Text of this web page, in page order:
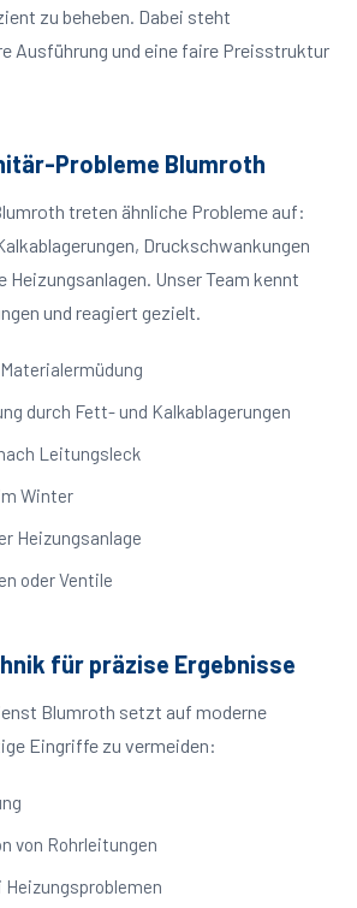
zu beheben. Dabei steht
Ausführung und eine faire Preisstruktur
Probleme Blumroth
treten ähnliche Probleme auf:
Druckschwankungen
Unser Team kennt
und reagiert gezielt.
durch Fett- und Kalkablagerungen
Leitungsleck
Winter
Heizungsanlage
oder Ventile
für präzise Ergebnisse
Blumroth setzt auf moderne
Eingriffe zu vermeiden:
von Rohrleitungen